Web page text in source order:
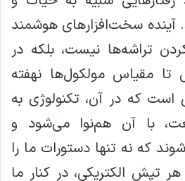
آینده سخت‌افزارهای هوشمند
تراشه‌ها نیست، بلکه در
مقیاس مولکول‌ها نهفته
که در آن، تکنولوژی به
با آن هم‌نوا می‌شود و
که نه تنها دستورات ما را
هر تپش الکتریکی، در کنار ما